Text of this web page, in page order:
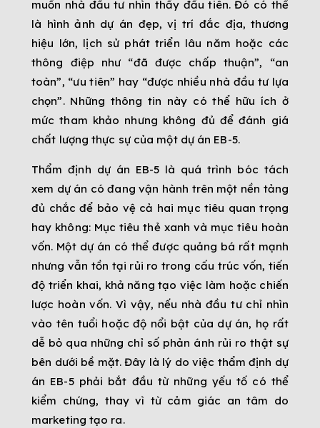
muốn nhà đầu tư nhìn thấy đầu tiên. Đó có thể
là hình ảnh dự án đẹp, vị trí đắc địa, thương
hiệu lớn, lịch sử phát triển lâu năm hoặc các
thông điệp như “đã được chấp thuận”, “an
toàn”, “ưu tiên” hay “được nhiều nhà đầu tư lựa
chọn”. Những thông tin này có thể hữu ích ở
mức tham khảo nhưng không đủ để đánh giá
chất lượng thực sự của một dự án EB-5.
Thẩm định dự án EB-5 là quá trình bóc tách
xem dự án có đang vận hành trên một nền tảng
đủ chắc để bảo vệ cả hai mục tiêu quan trọng
hay không: Mục tiêu thẻ xanh và mục tiêu hoàn
vốn. Một dự án có thể được quảng bá rất mạnh
nhưng vẫn tồn tại rủi ro trong cấu trúc vốn, tiến
độ triển khai, khả năng tạo việc làm hoặc chiến
lược hoàn vốn. Vì vậy, nếu nhà đầu tư chỉ nhìn
vào tên tuổi hoặc độ nổi bật của dự án, họ rất
dễ bỏ qua những chỉ số phản ánh rủi ro thật sự
bên dưới bề mặt. Đây là lý do việc thẩm định dự
án EB-5 phải bắt đầu từ những yếu tố có thể
kiểm chứng, thay vì từ cảm giác an tâm do
marketing tạo ra.